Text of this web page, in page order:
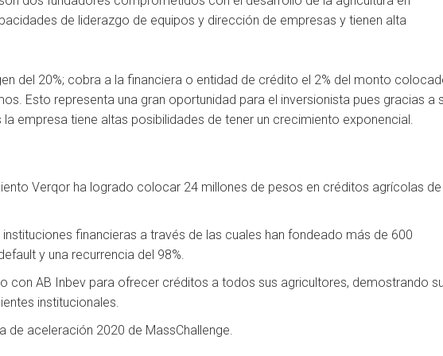
de liderazgo de equipos y dirección de empresas y tienen alta
del 20%; cobra a la financiera o entidad de crédito el 2% del monto
Esto representa una gran oportunidad para el inversionista pues gracias a
empresa tiene altas posibilidades de tener un crecimiento exponencial.
Verqor ha logrado colocar 24 millones de pesos en créditos agrícolas de
financieras a través de las cuales han fondeado más de 600
y una recurrencia del 98%.
con AB Inbev para ofrecer créditos a todos sus agricultores, demostrando su
institucionales.
de aceleración 2020 de MassChallenge.